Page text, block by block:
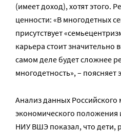
(имеет доход), хотят
ценности: «В многодетных
присутствует
карьера стоит значительно
самом деле будет сложнее
многодетность», – поясняет
Анализ данных Российского
экономического положения
НИУ ВШЭ показал, что дети,